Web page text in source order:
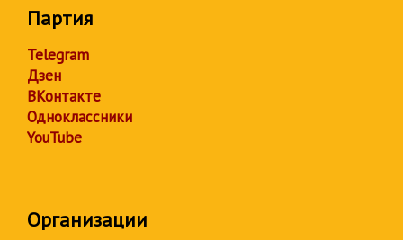
Партия
Telegram
Дзен
ВКонтакте
Одноклассники
YouTube
Организации